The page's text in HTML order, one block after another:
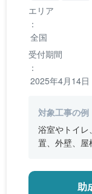
エリア
：
全国
受付期間
：
2025年4月14
対象工事の例
浴室やトイレ
置、外壁、
のバリアフリ
助